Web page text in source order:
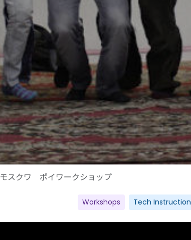
モスクワ ポイワークショップ
Workshops Tech Instruction